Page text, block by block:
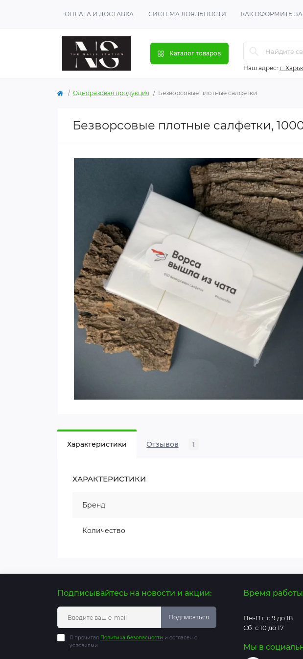
ОПЛАТА И ДОСТАВКА СИСТЕМА ЛОЯЛЬНОСТИ КАК ОФОРМИТЬ
Каталог товаров
Наш адрес: г.
Одноразовая продукция Безворсовые плотные салфетки
Безворсовые плотные салфетки,
Характеристики Отзывов 1
ХАРАКТЕРИСТИКИ
Бренд
Количество
Подписывайтесь на новости и акции:
Подписаться
Я прочитал Политика безопасности и согласен с
условиями
Время работы
Пн-Пт: с 9 до 18
Сб: с 10 до 17
Мы в